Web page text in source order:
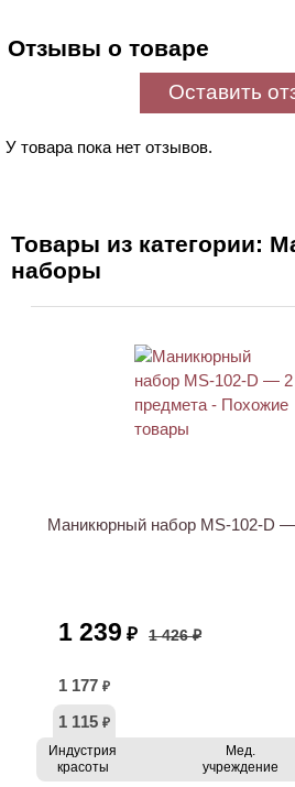
Отзывы о товаре
Оставить
У товара пока нет отзывов.
Товары из категории:
наборы
Маникюрный набор MS-102-D
1 239 ₽ 1 426 ₽
1 177 ₽
1 115 ₽
Индустрия
красоты
Мед.
учреждение